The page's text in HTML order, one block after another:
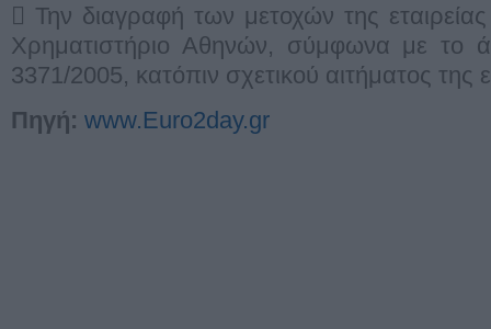
 Την διαγραφή των μετοχών της
Χρηματιστήριο Αθηνών, σύμφωνα με
3371/2005, κατόπιν σχετικού αιτήματος της
Πηγή: www.Euro2day.gr